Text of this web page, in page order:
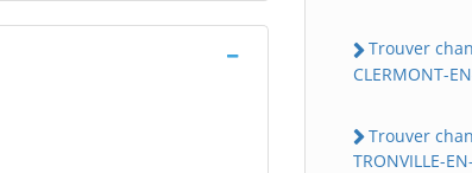
Trouver
CLERMONT-
Trouver
TRONVILLE-